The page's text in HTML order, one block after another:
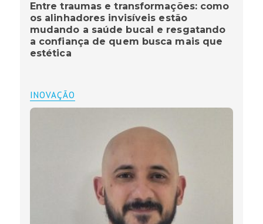
Entre traumas e transformações: como
os alinhadores invisíveis estão
mudando a saúde bucal e resgatando
a confiança de quem busca mais que
estética
INOVAÇÃO